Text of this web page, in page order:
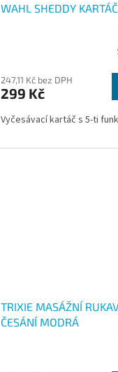
WAHL SHEDDY KARTÁČ
247,11 Kč bez DPH
299 Kč
Vyčesávací kartáč s 5-ti
TRIXIE MASÁŽNÍ
ČESÁNÍ MODRÁ